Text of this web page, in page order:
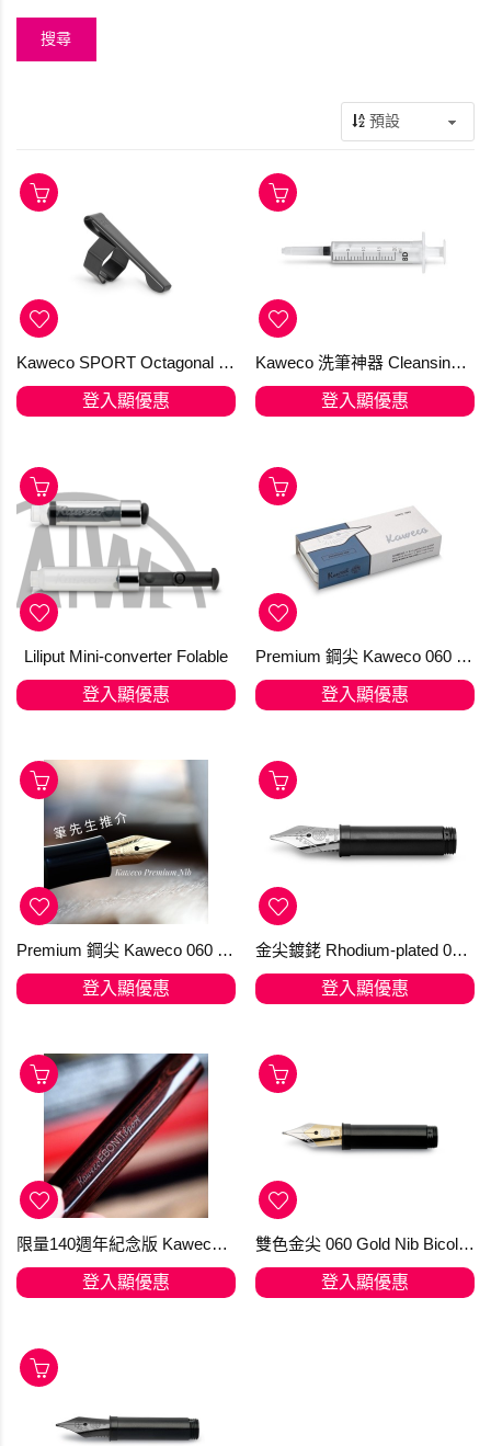
Kaweco SPORT Octagonal Clip Black
登入顯優惠
Kaweco 洗筆神器 Cleansing Syringe 【推薦商品】 In Stock
登入顯優惠
Liliput Mini-converter Folable
登入顯優惠
Premium 鋼尖 Kaweco 060 銀色（升級鋼尖）接近金尖，超滑、線條穩定，CP 值高
登入顯優惠
Premium 鋼尖 Kaweco 060 鍍金色（升級鋼尖）接近金尖，超滑、線條穩定，CP 值高
登入顯優惠
金尖鍍銠 Rhodium-plated 060 Kaweco 14 Kt. Gold (訂購)
登入顯優惠
限量140週年紀念版 Kaweco EBONIT Sport 2023 硬橡膠鋼筆，筆尖軟彈，寫耐唔會攰
登入顯優惠
雙色金尖 060 Gold Nib Bicolor 14 Kt Kaweco (訂購)
登入顯優惠